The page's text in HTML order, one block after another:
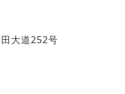
大道252号